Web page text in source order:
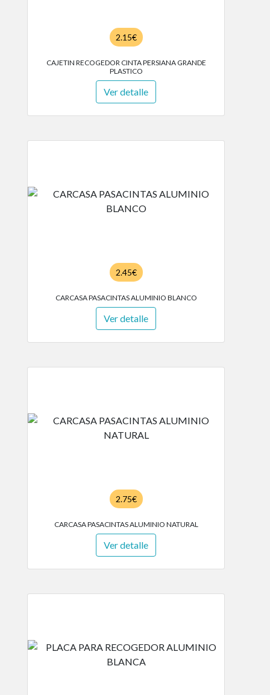
2.15€
CAJETIN RECOGEDOR CINTA PERSIANA GRANDE
PLASTICO
Ver detalle
2.45€
CARCASA PASACINTAS ALUMINIO BLANCO
Ver detalle
2.75€
CARCASA PASACINTAS ALUMINIO NATURAL
Ver detalle